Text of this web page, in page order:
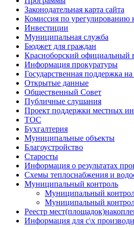
Законодательная карта сайта
Комиссия по урегулированию
Инвестиции
Муниципальная служба
Бюджет для граждан
Красноборский официальный
Информация прокуратуры
Государственная поддержка на
Открытые данные
Общественный Совет
Публичные слушания
Проект поддержки местных
ТОС
Бухгалтерия
Муниципальные объекты
Благоустройство
Старосты
Информация о результатах
Схемы теплоснабжения и
Муниципальный контроль
Муниципальный
Муниципальный
Реестр
Информация для с\х